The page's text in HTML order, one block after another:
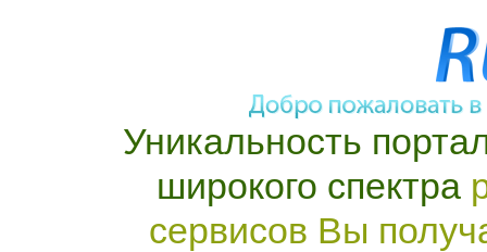
Уникальность
широкого спектра
сервисов Вы